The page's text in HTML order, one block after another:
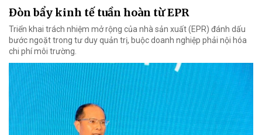
Đòn bẩy kinh tế tuần hoàn từ EPR
Triển khai trách nhiệm mở rộng của nhà sản xuất (EPR) đánh dấu
bước ngoặt trong tư duy quản trị, buộc doanh nghiệp phải nội hóa
chi phí môi trường.